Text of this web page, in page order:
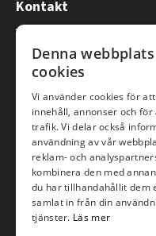
Kontakt
Vänligen fyll i formuläret nedan
mer kontaktinformation å som
E-post*
Meddelande*
Denna
cookies
Vi använder cookies för
innehåll, annonser och
trafik. Vi delar också
användning av vår
reklam- och
kombinera den med
du har tillhandahållit dem
samlat in från din
tjänster. Läs mer